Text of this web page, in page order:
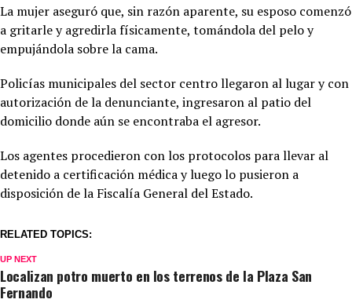
La mujer aseguró que, sin razón aparente, su esposo comenzó
a gritarle y agredirla físicamente, tomándola del pelo y
empujándola sobre la cama.
Policías municipales del sector centro llegaron al lugar y con
autorización de la denunciante, ingresaron al patio del
domicilio donde aún se encontraba el agresor.
Los agentes procedieron con los protocolos para llevar al
detenido a certificación médica y luego lo pusieron a
disposición de la Fiscalía General del Estado.
RELATED TOPICS:
UP NEXT
Localizan potro muerto en los terrenos de la Plaza San
Fernando